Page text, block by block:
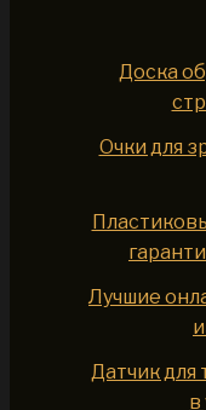
Доска
Очки для
Лучшие
Датчик для
в